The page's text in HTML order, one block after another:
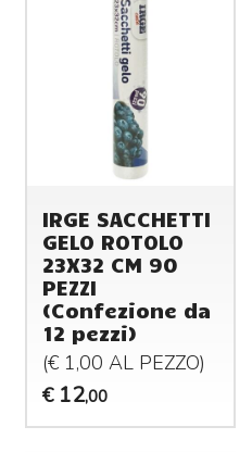
IRGE SACCHETTI
GELO ROTOLO
23X32 CM 90
PEZZI
(Confezione da
12 pezzi)
(€ 1,00 AL PEZZO)
€ 12,00